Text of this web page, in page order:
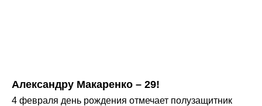
Александру Макаренко – 29!
4 февраля день рождения отмечает полузащитник